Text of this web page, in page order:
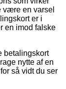
være en varsel
er i
en imod falske
betalingskort
nytte af en
så vidt du ser